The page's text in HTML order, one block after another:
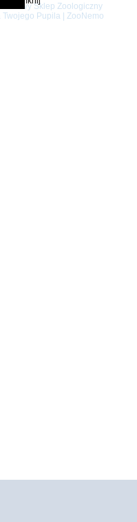
Sklep Zoologiczny
Twojego Pupila | ZooNemo